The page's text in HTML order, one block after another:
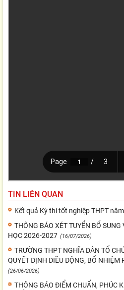
TIN LIÊN QUAN
Kết quả Kỳ thi tốt nghiệp THPT
THÔNG BÁO XÉT TUYỂN BỔ
HỌC 2026-2027 (16/07/2026)
TRƯỜNG THPT NGHĨA DÂN TỔ
QUYẾT ĐỊNH ĐIỀU ĐỘNG, BỔ NHIỆM
(26/06/2026)
THÔNG BÁO ĐIỂM CHUẨN, PHÚC